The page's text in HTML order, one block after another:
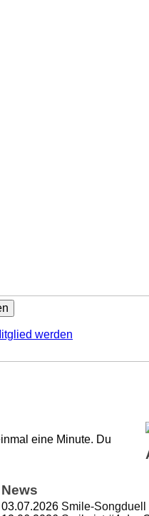
werden
eine Minute. Du
News
03.07.2026 Smile-